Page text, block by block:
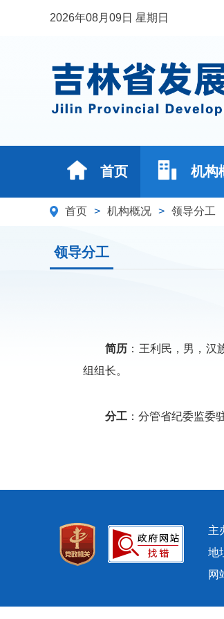
2026年08月09日 星期日
首页 机构
首页 > 机构概况 > 领导分工
领导分工
简历 ：王利民，男，
组组长。
分工 ：分管省纪委监委
主
地
网